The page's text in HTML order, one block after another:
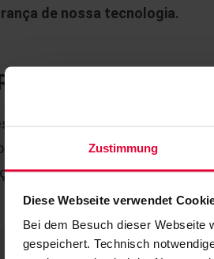
Zustimmung
Diese Webseite verwendet
Bei dem Besuch dieser Webseite
gespeichert. Technisch
de nossa tecnologia.
são atendidas e mantidas por
remotamente para
sobressalentes para